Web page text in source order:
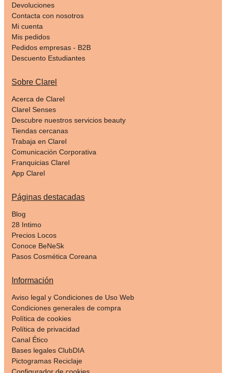
Devoluciones
Contacta con nosotros
Mi cuenta
Mis pedidos
Pedidos empresas - B2B
Descuento Estudiantes
Sobre Clarel
Acerca de Clarel
Clarel Senses
Descubre nuestros servicios beauty
Tiendas cercanas
Trabaja en Clarel
Comunicación Corporativa
Franquicias Clarel
App Clarel
Páginas destacadas
Blog
28 Intimo
Precios Locos
Conoce BeNeSk
Pasos Cosmética Coreana
Información
Aviso legal y Condiciones de Uso Web
Condiciones generales de compra
Política de cookies
Política de privacidad
Canal Ético
Bases legales ClubDIA
Pictogramas Reciclaje